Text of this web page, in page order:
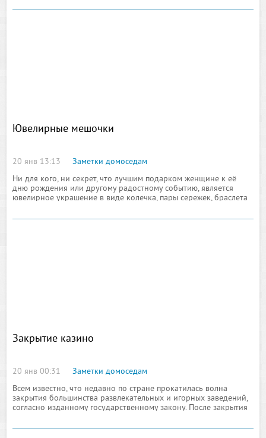
Ювелирные мешочки
20 янв 13:13
Заметки домоседам
Ни для кого, ни секрет, что лучшим подарком женщине к её
дню рождения или другому радостному событию, является
ювелирное украшение в виде колечка, пары сережек, браслета
Закрытие казино
20 янв 00:31
Заметки домоседам
Всем известно, что недавно по стране прокатилась волна
закрытия большинства развлекательных и игорных заведений,
согласно изданному государственному закону. После закрытия